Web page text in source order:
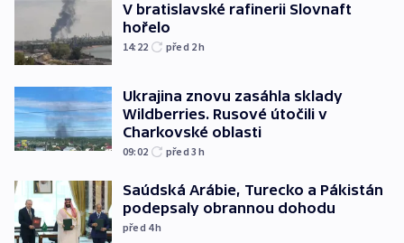
V bratislavské rafinerii Slovnaft
hořelo
14:22 před 2h
Ukrajina znovu zasáhla sklady
Wildberries. Rusové útočili v
Charkovské oblasti
09:02 před 3h
Saúdská Arábie, Turecko a Pákistán
podepsaly obrannou dohodu
před 4h